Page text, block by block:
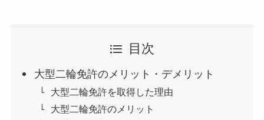
目次
大型二輪免許のメリット・デメリット
大型二輪免許を取得した理由
大型二輪免許のメリット